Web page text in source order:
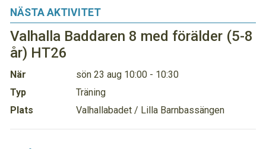
NÄSTA AKTIVITET
Valhalla Baddaren 8 med förälder (5-8
år) HT26
När
sön 23 aug 10:00 - 10:30
Typ
Träning
Plats
Valhallabadet / Lilla Barnbassängen